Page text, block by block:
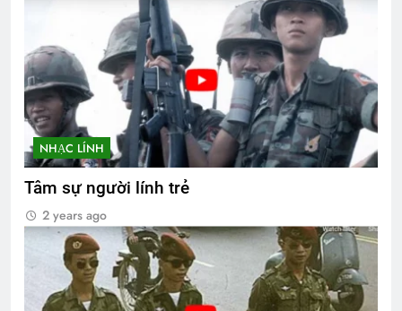
NHẠC LÍNH
Tâm sự người lính trẻ
2 years ago